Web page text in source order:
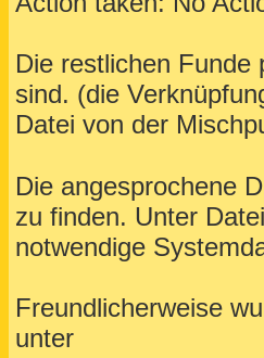
Die restlichen Funde
sind. (die
Datei von der
Die angesprochene
zu finden. Unter
notwendige
Freundlicherweise
unter